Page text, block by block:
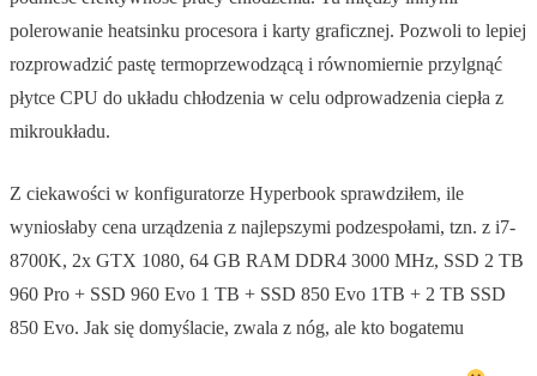
polerowanie heatsinku procesora i karty graficznej. Pozwoli to lepiej
rozprowadzić pastę termoprzewodzącą i równomiernie przylgnąć
płytce CPU do układu chłodzenia w celu odprowadzenia ciepła z
mikroukładu.
Z ciekawości w konfiguratorze Hyperbook sprawdziłem, ile
wyniosłaby cena urządzenia z najlepszymi podzespołami, tzn. z i7-
8700K, 2x GTX 1080, 64 GB RAM DDR4 3000 MHz, SSD 2 TB
960 Pro + SSD 960 Evo 1 TB + SSD 850 Evo 1TB + 2 TB SSD
850 Evo. Jak się domyślacie, zwala z nóg, ale kto bogatemu